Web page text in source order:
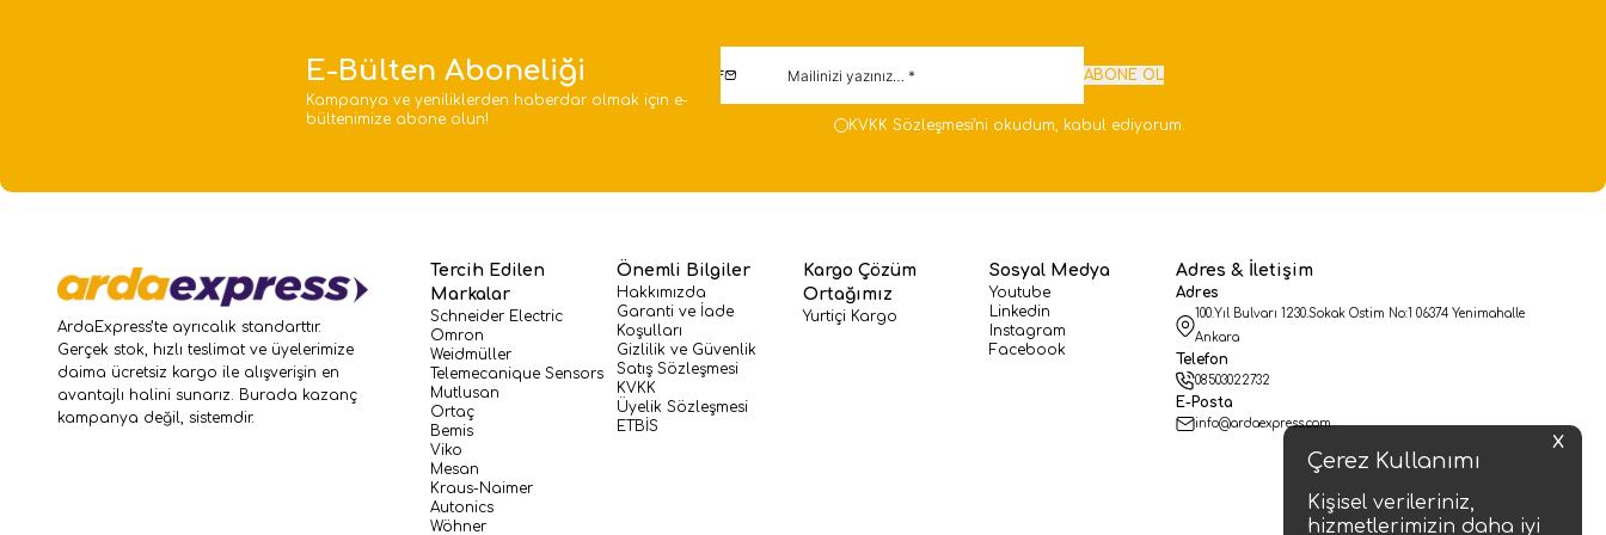
X
Çerez Kullanımı
Kişisel verileriniz,
hizmetlerimizin daha iyi
E-Bülten Aboneliği
Kampanya ve yeniliklerden haberdar olmak için e-
bültenimize abone olun!
ABONE OL
KVKK Sözleşmesi'ni okudum, kabul ediyorum.
ArdaExpress’te ayrıcalık standarttır.
Gerçek stok, hızlı teslimat ve üyelerimize
daima ücretsiz kargo ile alışverişin en
avantajlı halini sunarız. Burada kazanç
kampanya değil, sistemdir.
Tercih Edilen
Markalar
Schneider Electric
Omron
Weidmüller
Telemecanique Sensors
Mutlusan
Ortaç
Bemis
Viko
Mesan
Kraus-Naimer
Autonics
Wöhner
Önemli Bilgiler
Hakkımızda
Garanti ve İade
Koşulları
Gizlilik ve Güvenlik
Satış Sözleşmesi
KVKK
Üyelik Sözleşmesi
ETBİS
Kargo Çözüm
Ortağımız
Yurtiçi Kargo
Sosyal Medya
Youtube
Linkedin
Instagram
Facebook
Adres & İletişim
Adres
100.Yıl Bulvarı 1230.Sokak Ostim No:1 06374 Yenimahalle
Ankara
Telefon
08503022732
E-Posta
info@ardaexpress.com